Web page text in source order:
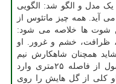
یک مدل و الگو شد: الگویی
آید. همه چیز ماتئوس از
شوت ها خلاصه می شود:
ظرافت، خشم و غرور. او
همچنان شاهکارش نیم
والی ای باشد که روی پاس مهمت شول از فاصله ۲۵متری وارد
در نوامبر ۱۹۹۲ کرد. او کلی از گل هایش را روی